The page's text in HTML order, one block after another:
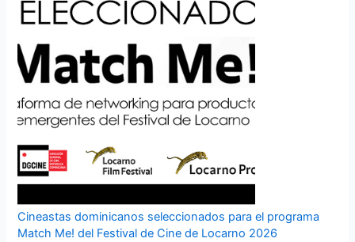
Cineastas dominicanos seleccionados para el programa
Match Me! del Festival de Cine de Locarno 2026